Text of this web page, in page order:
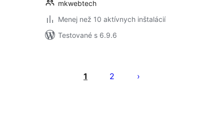
mkwebtech
Menej než 10 aktívnych inštalácií
Testované s 6.9.6
príspevkov
1 2